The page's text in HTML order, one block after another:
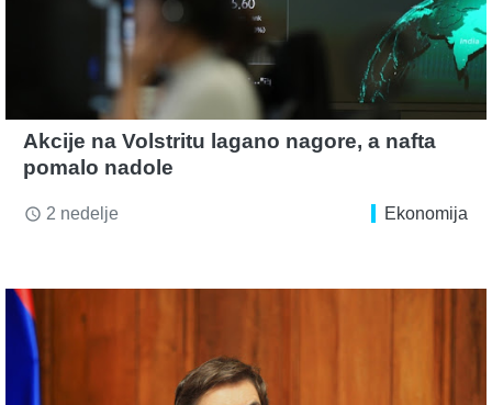
Akcije na Volstritu lagano nagore, a nafta
pomalo nadole
access_time 2 nedelje Ekonomija